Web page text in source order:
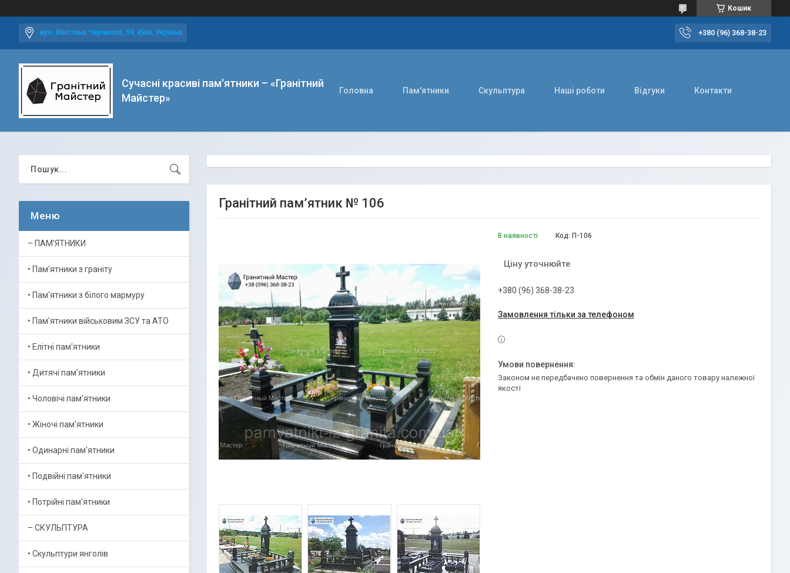
Кошик
вул. Вінстона Черчилля, 59, Київ, Україна +380 (96) 368-38-23
Сучасні красиві пам'ятники – «Гранітний
Майстер»
Головна Пам'ятники Скульптура Наші роботи Відгуки Контакти
Гранітний пам’ятник № 106
В наявності Код: П-106
Ціну уточнюйте
+380 (96) 368-38-23
Замовлення тільки за телефоном
Законом не передбачено повернення та обмін даного товару належної
якості
– ПАМ'ЯТНИКИ
• Пам'ятники з граніту
• Пам'ятники з білого мармуру
• Пам'ятники військовим ЗСУ та АТО
• Елітні пам'ятники
• Дитячі пам'ятники
• Чоловічі пам'ятники
• Жіночі пам'ятники
• Одинарні пам'ятники
• Подвійні пам'ятники
• Потрійні пам'ятники
– СКУЛЬПТУРА
• Скульптури янголів